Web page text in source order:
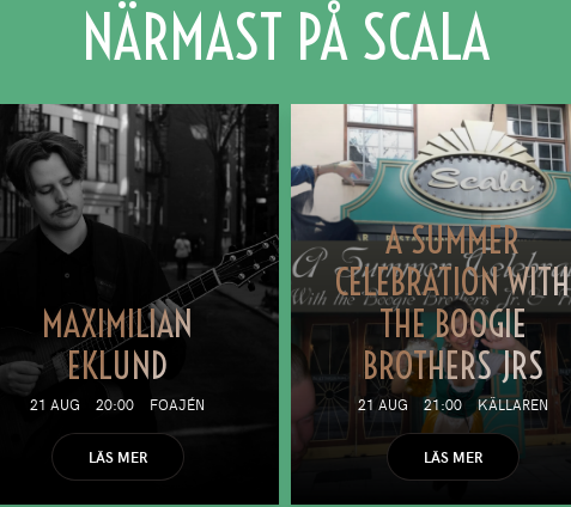
NÄRMAST PÅ SCALA
MAXIMILIAN
EKLUND
21 AUG 20:00 FOAJÉN
LÄS MER
A SUMMER
CELEBRATION WITH
THE BOOGIE
BROTHERS JRS
21 AUG 21:00 KÄLLAREN
LÄS MER